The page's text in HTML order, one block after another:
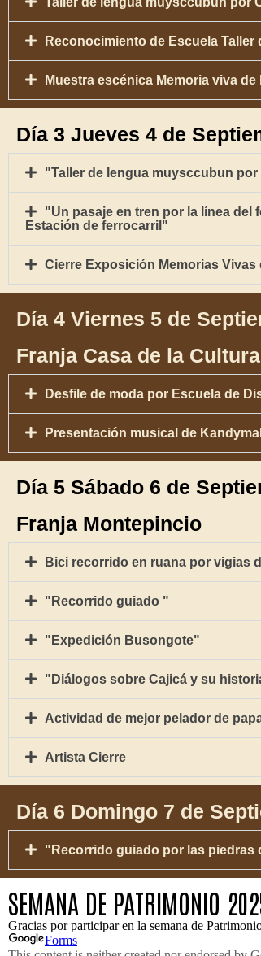
Reconocimiento de Escuela
Muestra escénica Memoria viva
Día 3 Jueves 4 de
"Taller de lengua muysccubun
"Un pasaje en tren por la línea del
Estación de ferrocarril"
Cierre Exposición Memorias Vivas
Día 4 Viernes 5 de
Franja Casa de la Cultura
Desfile de moda por Escuela de
Presentación musical de
Día 5 Sábado 6 de
Franja Montepincio
Bici recorrido en ruana por vigias
"Recorrido guiado "
"Expedición Busongote"
"Diálogos sobre Cajicá y su
Actividad de mejor pelador de
Artista Cierre
Día 6 Domingo 7 de
"Recorrido guiado por las piedras